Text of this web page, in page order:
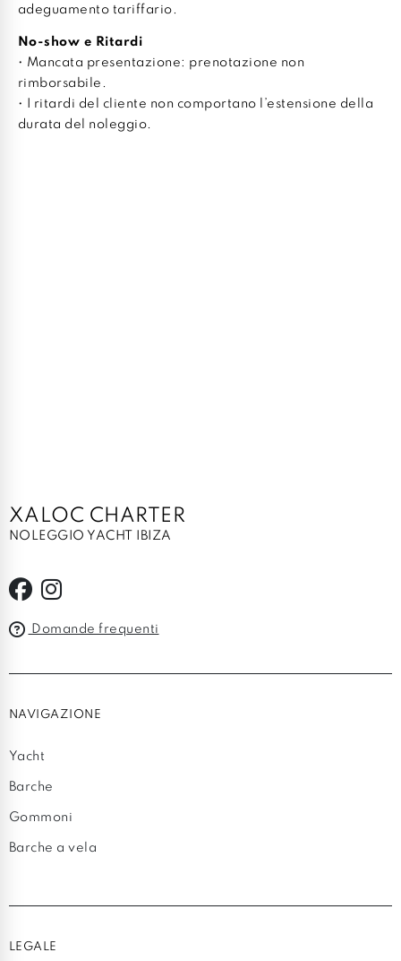
adeguamento tariffario.
No-show e Ritardi
• Mancata presentazione: prenotazione non
rimborsabile.
• I ritardi del cliente non comportano l’estensione della
durata del noleggio.
XALOC CHARTER
NOLEGGIO YACHT IBIZA
Domande frequenti
NAVIGAZIONE
Yacht
Barche
Gommoni
Barche a vela
LEGALE